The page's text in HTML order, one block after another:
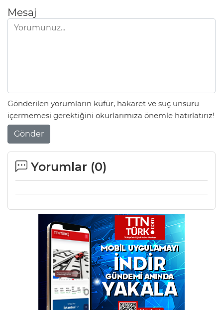
Mesaj
Gönderilen yorumların küfür, hakaret ve suç unsuru
içermemesi gerektiğini okurlarımıza önemle hatırlatırız!
Gönder
Yorumlar (0)